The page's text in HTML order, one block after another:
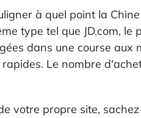
à quel point la
type tel que JD.com,
dans une course
Le nombre
votre propre site,